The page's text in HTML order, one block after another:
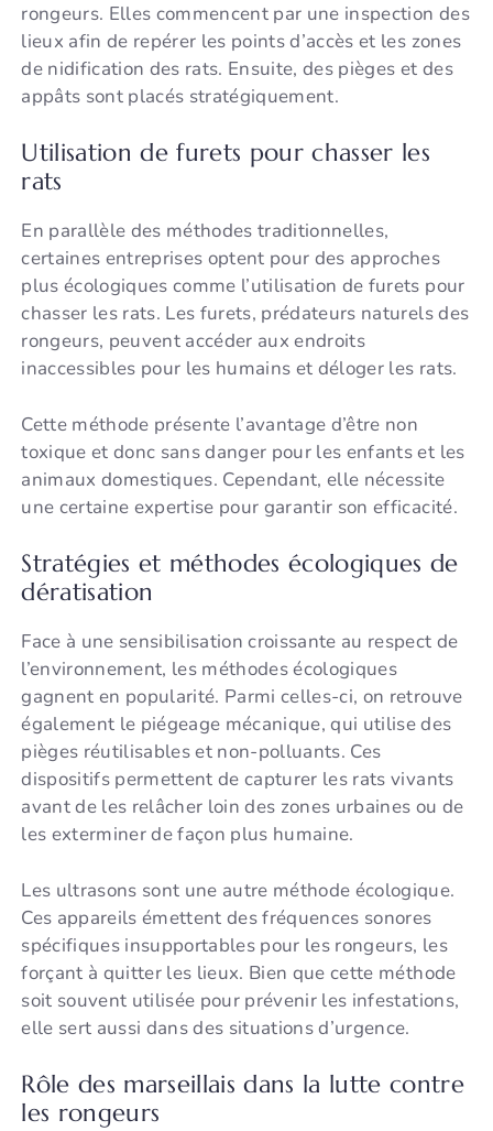
rongeurs. Elles commencent par une inspection des
lieux afin de repérer les points d’accès et les zones
de nidification des rats. Ensuite, des pièges et des
appâts sont placés stratégiquement.
Utilisation de furets pour chasser les
rats
En parallèle des méthodes traditionnelles,
certaines entreprises optent pour des approches
plus écologiques comme l’utilisation de furets pour
chasser les rats. Les furets, prédateurs naturels des
rongeurs, peuvent accéder aux endroits
inaccessibles pour les humains et déloger les rats.
Cette méthode présente l’avantage d’être non
toxique et donc sans danger pour les enfants et les
animaux domestiques. Cependant, elle nécessite
une certaine expertise pour garantir son efficacité.
Stratégies et méthodes écologiques de
dératisation
Face à une sensibilisation croissante au respect de
l’environnement, les méthodes écologiques
gagnent en popularité. Parmi celles-ci, on retrouve
également le piégeage mécanique, qui utilise des
pièges réutilisables et non-polluants. Ces
dispositifs permettent de capturer les rats vivants
avant de les relâcher loin des zones urbaines ou de
les exterminer de façon plus humaine.
Les ultrasons sont une autre méthode écologique.
Ces appareils émettent des fréquences sonores
spécifiques insupportables pour les rongeurs, les
forçant à quitter les lieux. Bien que cette méthode
soit souvent utilisée pour prévenir les infestations,
elle sert aussi dans des situations d’urgence.
Rôle des marseillais dans la lutte contre
les rongeurs